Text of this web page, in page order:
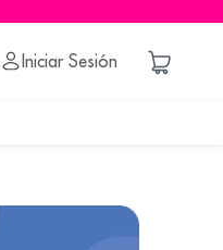
Iniciar Sesión